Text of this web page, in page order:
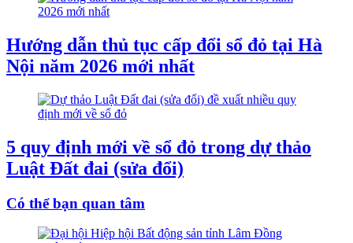
Hướng dẫn thủ tục cấp đổi sổ đỏ tại Hà
Nội năm 2026 mới nhất
5 quy định mới về sổ đỏ trong dự thảo
Luật Đất đai (sửa đổi)
Có thể bạn quan tâm